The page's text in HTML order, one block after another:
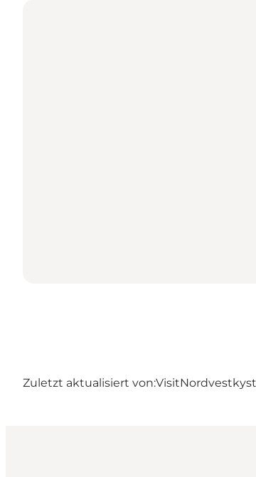
Zuletzt aktualisiert von: